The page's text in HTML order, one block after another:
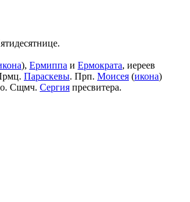
), Ермиппа и Ермократа, иереев
Параскевы. Прп. Моисея (икона)
Сщмч. Сергия пресвитера.